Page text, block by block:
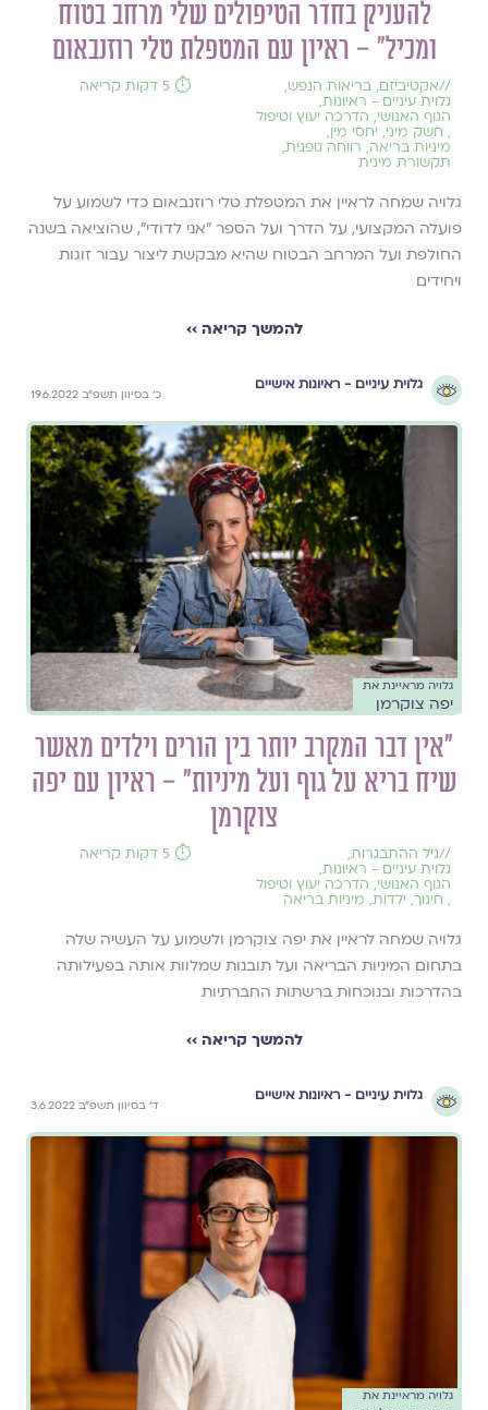
להעניק בחדר הטיפולים שלי מרחב בטוח
ומכיל״ – ראיון עם המטפלת טלי רוזנבאום
//אקטיביזם, בריאות הנפש,
גלוית עיניים - ראיונות,
הגוף האנושי, הדרכה יעוץ וטיפול
, חשק מיני, יחסי מין,
מיניות בריאה, רווחה גופנית,
תקשורת מינית
⏱️ 5 דקות קריאה
גלויה שמחה לראיין את המטפלת טלי רוזנבאום כדי לשמוע על
פועלה המקצועי, על הדרך ועל הספר ״אני לדודי״, שהוציאה בשנה
החולפת ועל המרחב הבטוח שהיא מבקשת ליצור עבור זוגות
ויחידים
להמשך קריאה ››
גלוית עיניים - ראיונות אישיים
כ׳ בסיוון תשפ״ב 19.6.2022
גלויה מראיינת את
יפה צוקרמן
״אין דבר המקרב יותר בין הורים וילדים מאשר
שיח בריא על גוף ועל מיניות״ – ראיון עם יפה
צוקרמן
//גיל ההתבגרות,
גלוית עיניים - ראיונות,
הגוף האנושי, הדרכה יעוץ וטיפול
, חינוך, ילדוּת, מיניות בריאה
⏱️ 5 דקות קריאה
גלויה שמחה לראיין את יפה צוקרמן ולשמוע על העשיה שלה
בתחום המיניות הבריאה ועל תובנות שמלוות אותה בפעילותה
בהדרכות ובנוכחות ברשתות החברתיות
להמשך קריאה ››
גלוית עיניים - ראיונות אישיים
ד׳ בסיוון תשפ״ב 3.6.2022
גלויה מראיינת את